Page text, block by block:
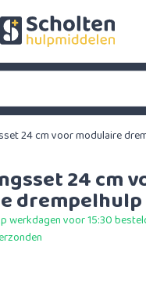
24 cm voor modulaire
24 cm
drempelhulp
werkdagen voor 15:30